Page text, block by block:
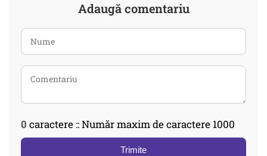
Adaugă comentariu
0 caractere :: Număr maxim de caractere 1000
Trimite